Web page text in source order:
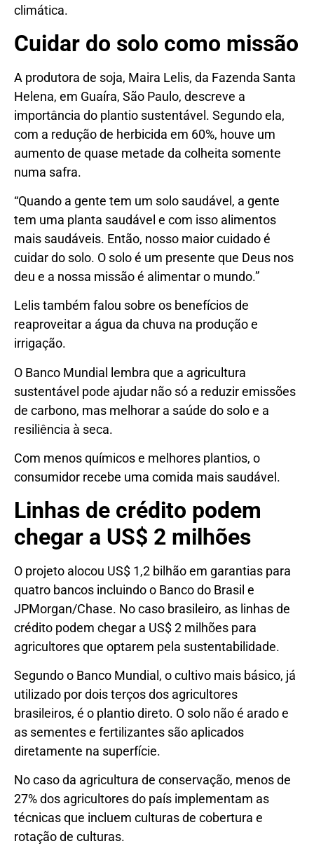
climática.
Cuidar do solo como missão
A produtora de soja, Maira Lelis, da Fazenda Santa
Helena, em Guaíra, São Paulo, descreve a
importância do plantio sustentável. Segundo ela,
com a redução de herbicida em 60%, houve um
aumento de quase metade da colheita somente
numa safra.
“Quando a gente tem um solo saudável, a gente
tem uma planta saudável e com isso alimentos
mais saudáveis. Então, nosso maior cuidado é
cuidar do solo. O solo é um presente que Deus nos
deu e a nossa missão é alimentar o mundo.”
Lelis também falou sobre os benefícios de
reaproveitar a água da chuva na produção e
irrigação.
O Banco Mundial lembra que a agricultura
sustentável pode ajudar não só a reduzir emissões
de carbono, mas melhorar a saúde do solo e a
resiliência à seca.
Com menos químicos e melhores plantios, o
consumidor recebe uma comida mais saudável.
Linhas de crédito podem
chegar a US$ 2 milhões
O projeto alocou US$ 1,2 bilhão em garantias para
quatro bancos incluindo o Banco do Brasil e
JPMorgan/Chase. No caso brasileiro, as linhas de
crédito podem chegar a US$ 2 milhões para
agricultores que optarem pela sustentabilidade.
Segundo o Banco Mundial, o cultivo mais básico, já
utilizado por dois terços dos agricultores
brasileiros, é o plantio direto. O solo não é arado e
as sementes e fertilizantes são aplicados
diretamente na superfície.
No caso da agricultura de conservação, menos de
27% dos agricultores do país implementam as
técnicas que incluem culturas de cobertura e
rotação de culturas.